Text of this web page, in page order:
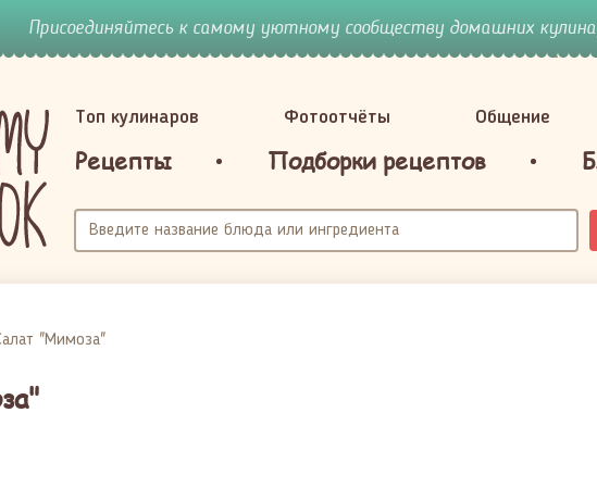
Присоединяйтесь к самому уютному сообществу домашних
Топ кулинаров Фотоотчёты Общение
Рецепты Подборки рецептов
"Мимоза"